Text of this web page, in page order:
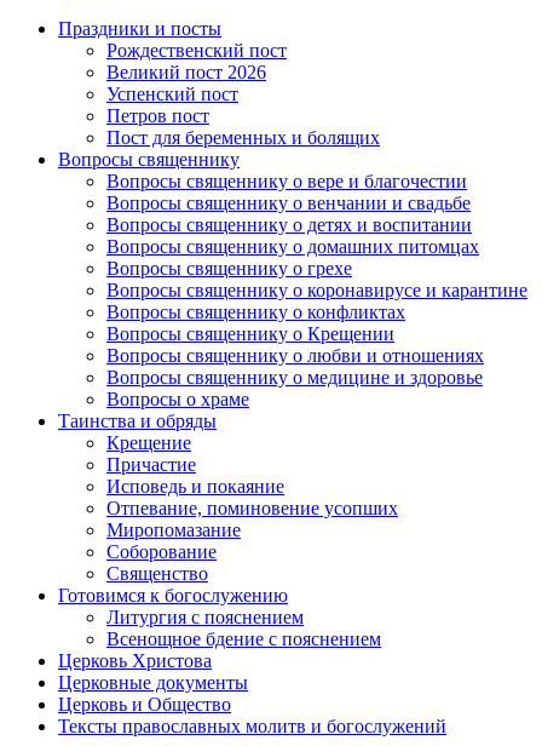
Праздники и посты
Рождественский пост
Великий пост 2026
Успенский пост
Петров пост
Пост для беременных и болящих
Вопросы священнику
Вопросы священнику о вере и благочестии
Вопросы священнику о венчании и свадьбе
Вопросы священнику о детях и воспитании
Вопросы священнику о домашних питомцах
Вопросы священнику о грехе
Вопросы священнику о коронавирусе и карантине
Вопросы священнику о конфликтах
Вопросы священнику о Крещении
Вопросы священнику о любви и отношениях
Вопросы священнику о медицине и здоровье
Вопросы о храме
Таинства и обряды
Крещение
Причастие
Исповедь и покаяние
Отпевание, поминовение усопших
Миропомазание
Соборование
Священство
Готовимся к богослужению
Литургия с пояснением
Всенощное бдение с пояснением
Церковь Христова
Церковные документы
Церковь и Общество
Тексты православных молитв и богослужений